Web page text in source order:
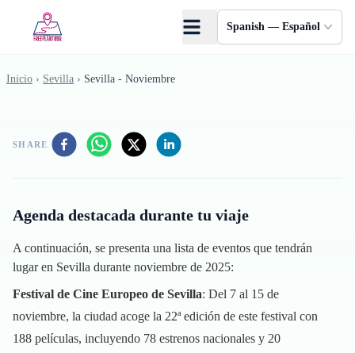
Spanish — Español
Inicio › Sevilla › Sevilla - Noviembre
SHARE
Agenda destacada durante tu viaje
A continuación, se presenta una lista de eventos que tendrán
lugar en Sevilla durante noviembre de 2025:
Festival de Cine Europeo de Sevilla: Del 7 al 15 de
noviembre, la ciudad acoge la 22ª edición de este festival con
188 películas, incluyendo 78 estrenos nacionales y 20